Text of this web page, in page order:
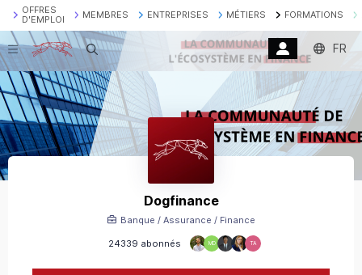
OFFRES
D'EMPLOI
MEMBRES ENTREPRISES MÉTIERS FORMATIONS
Recherche FR
Dogfinance
24339 abonnés MD TA
Banque / Assurance / Finance